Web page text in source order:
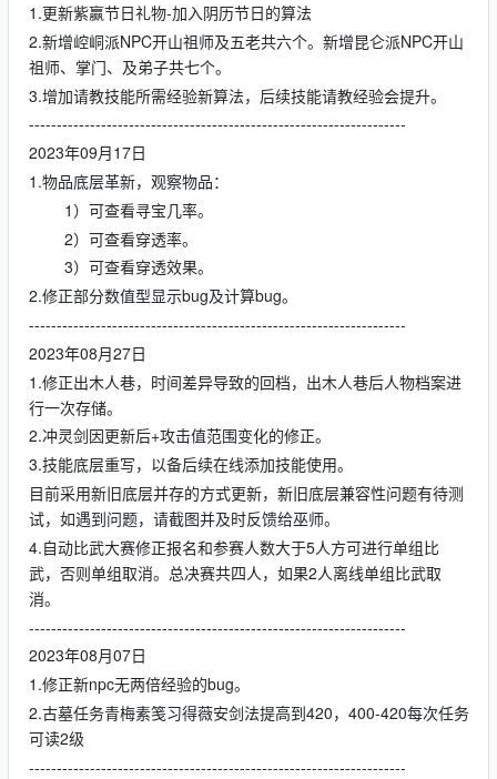
1.更新紫赢节日礼物-加入阴历节日的算法
2.新增崆峒派NPC开山祖师及五老共六个。新增昆仑派NPC开山
祖师、掌门、及弟子共七个。
3.增加请教技能所需经验新算法，后续技能请教经验会提升。
--------------------------------------------------------------------
2023年09月17日
1.物品底层革新，观察物品：
1）可查看寻宝几率。
2）可查看穿透率。
3）可查看穿透效果。
2.修正部分数值型显示bug及计算bug。
--------------------------------------------------------------------
2023年08月27日
1.修正出木人巷，时间差异导致的回档，出木人巷后人物档案进
行一次存储。
2.冲灵剑因更新后+攻击值范围变化的修正。
3.技能底层重写，以备后续在线添加技能使用。
目前采用新旧底层并存的方式更新，新旧底层兼容性问题有待测
试，如遇到问题，请截图并及时反馈给巫师。
4.自动比武大赛修正报名和参赛人数大于5人方可进行单组比
武，否则单组取消。总决赛共四人，如果2人离线单组比武取
消。
--------------------------------------------------------------------
2023年08月07日
1.修正新npc无两倍经验的bug。
2.古墓任务青梅素笺习得薇安剑法提高到420，400-420每次任务
可读2级
--------------------------------------------------------------------